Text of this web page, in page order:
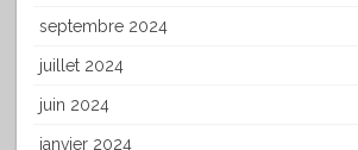
septembre 2024
juillet 2024
juin 2024
janvier 2024